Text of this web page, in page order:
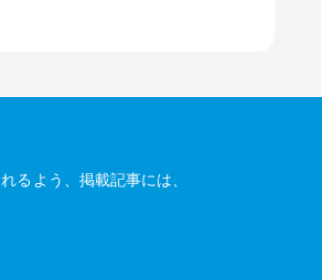
るよう、掲載記事には、